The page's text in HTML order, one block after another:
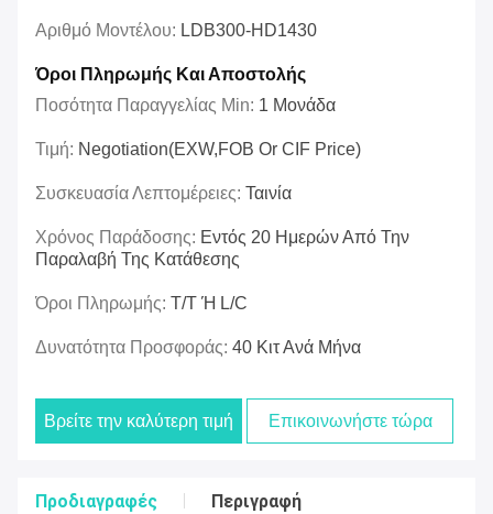
Αριθμό Μοντέλου: LDB300-HD1430
Όροι Πληρωμής Και Αποστολής
Ποσότητα Παραγγελίας Min: 1 Μονάδα
Τιμή: Negotiation(EXW,FOB Or CIF Price)
Συσκευασία Λεπτομέρειες: Ταινία
Χρόνος Παράδοσης: Εντός 20 Ημερών Από Την
Παραλαβή Της Κατάθεσης
Όροι Πληρωμής: T/T Ή L/C
Δυνατότητα Προσφοράς: 40 Κιτ Ανά Μήνα
Βρείτε την καλύτερη τιμή Επικοινωνήστε τώρα
Προδιαγραφές Περιγραφή